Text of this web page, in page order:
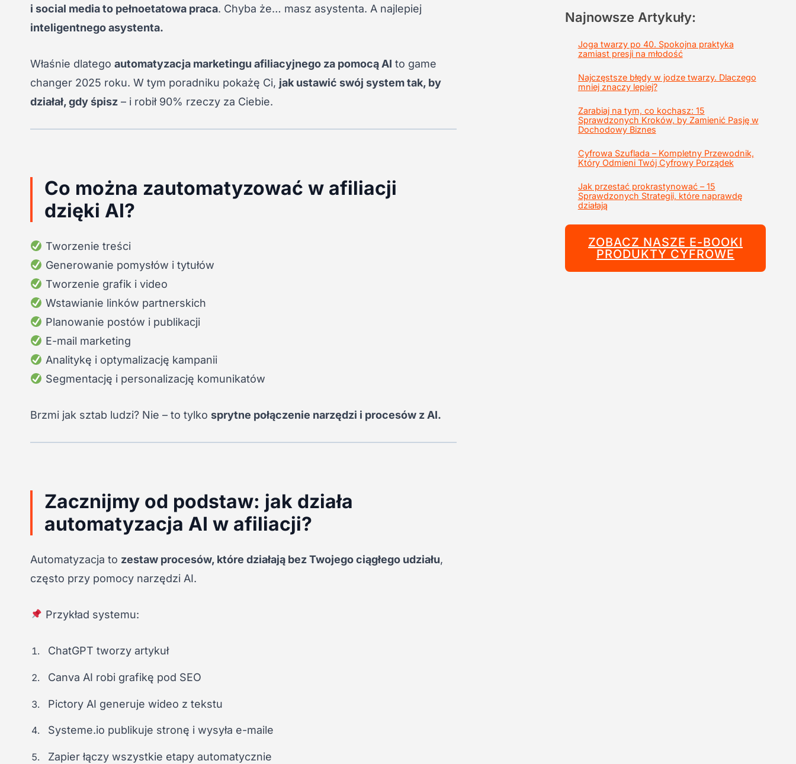
i social media to pełnoetatowa praca. Chyba że… masz asystenta. A najlepiej
inteligentnego asystenta.
Właśnie dlatego automatyzacja marketingu afiliacyjnego za pomocą AI to game
changer 2025 roku. W tym poradniku pokażę Ci, jak ustawić swój system tak, by
działał, gdy śpisz – i robił 90% rzeczy za Ciebie.
Co można zautomatyzować w afiliacji
dzięki AI?
Tworzenie treści
Generowanie pomysłów i tytułów
Tworzenie grafik i video
Wstawianie linków partnerskich
Planowanie postów i publikacji
E-mail marketing
Analitykę i optymalizację kampanii
Segmentację i personalizację komunikatów
Brzmi jak sztab ludzi? Nie – to tylko sprytne połączenie narzędzi i procesów z AI.
Zacznijmy od podstaw: jak działa
automatyzacja AI w afiliacji?
Automatyzacja to zestaw procesów, które działają bez Twojego ciągłego udziału,
często przy pomocy narzędzi AI.
Przykład systemu:
ChatGPT tworzy artykuł
Canva AI robi grafikę pod SEO
Pictory AI generuje wideo z tekstu
Systeme.io publikuje stronę i wysyła e-maile
Zapier łączy wszystkie etapy automatycznie
Najnowsze Artykuły:
Joga twarzy po 40. Spokojna praktyka
zamiast presji na młodość
Najczęstsze błędy w jodze twarzy. Dlaczego
mniej znaczy lepiej?
Zarabiaj na tym, co kochasz: 15
Sprawdzonych Kroków, by Zamienić Pasję w
Dochodowy Biznes
Cyfrowa Szuflada – Kompletny Przewodnik,
Który Odmieni Twój Cyfrowy Porządek
Jak przestać prokrastynować – 15
Sprawdzonych Strategii, które naprawdę
działają
ZOBACZ NASZE E-BOOKI
PRODUKTY CYFROWE